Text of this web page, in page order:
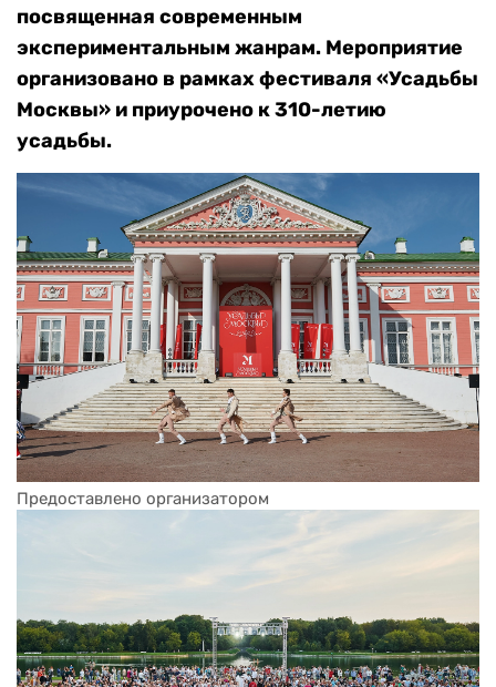
посвященная современным
экспериментальным жанрам. Мероприятие
организовано в рамках фестиваля «Усадьбы
Москвы» и приурочено к 310-летию
усадьбы.
Предоставлено организатором